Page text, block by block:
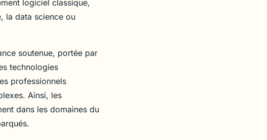
logiciel classique,
la data science ou
soutenue, portée par
technologies
professionnels
Ainsi, les
dans les domaines du